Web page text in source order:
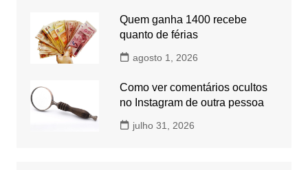
Quem ganha 1400 recebe
quanto de férias
agosto 1, 2026
Como ver comentários ocultos
no Instagram de outra pessoa
julho 31, 2026